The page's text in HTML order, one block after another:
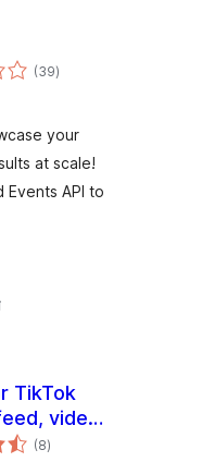
(39कुल
रेटिङ्गहरू
)
your
at scale!
Events API to
TikTok
video,
plugin)
(8कुल
रेटिङ्गहरू
)